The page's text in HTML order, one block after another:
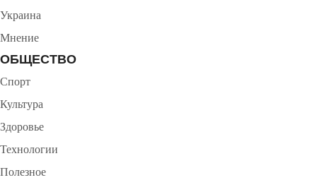
Украина
Мнение
ОБЩЕСТВО
Спорт
Культура
Здоровье
Технологии
Полезное